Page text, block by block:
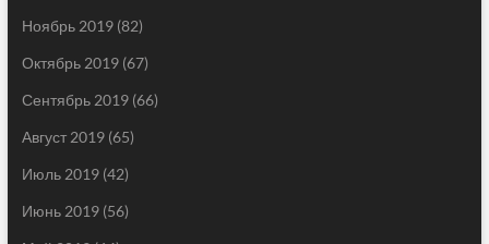
Ноябрь 2019(82)
Октябрь 2019(67)
Сентябрь 2019(66)
Август 2019(65)
Июль 2019(42)
Июнь 2019(56)